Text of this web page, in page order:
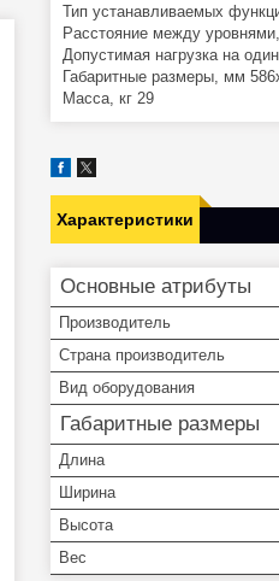
Тип устанавливаемых
Расстояние между
Допустимая нагрузка на
Габаритные размеры, мм
Масса, кг 29
Характеристики
Основные атрибуты
Производитель
Страна производитель
Вид оборудования
Габаритные размеры
Длина
Ширина
Высота
Вес